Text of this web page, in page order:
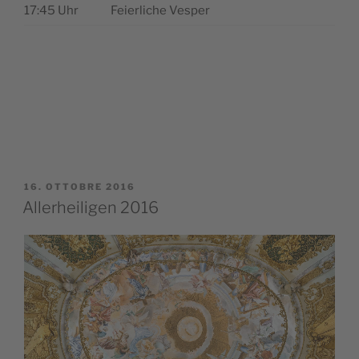
17:45 Uhr
Feier­li­che Vesper
PUBBLICATO
IL
16. OTTOBRE 2016
Allerheiligen 2016